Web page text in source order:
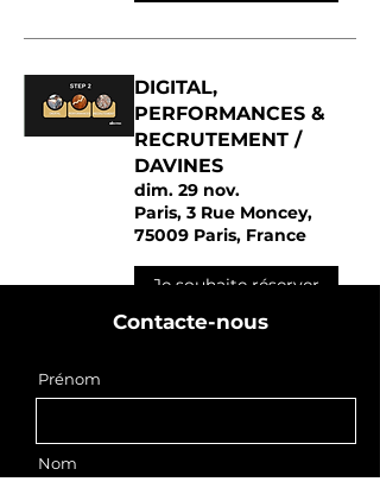
DIGITAL,
PERFORMANCES &
RECRUTEMENT /
DAVINES
dim. 29 nov.
Paris, 3 Rue Moncey,
75009 Paris, France
Je souhaite réserver
Contacte-nous
Prénom
Nom